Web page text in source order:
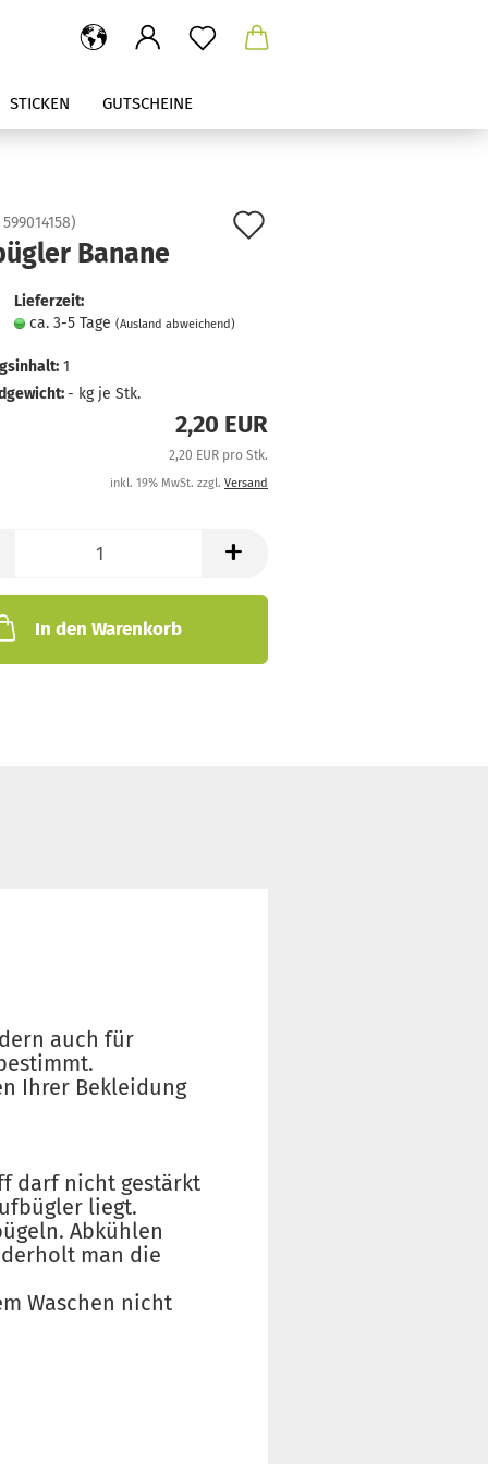
STICKEN GUTSCHEINE
599014158)
Banane
Lieferzeit:
ca. 3-5 Tage (Ausland abweichend)
1
- kg je Stk.
2,20 EUR
2,20 EUR pro Stk.
inkl. 19% MwSt. zzgl. Versand
In den Warenkorb
auch für
Ihrer Bekleidung
darf nicht gestärkt
liegt.
Abkühlen
man die
Waschen nicht